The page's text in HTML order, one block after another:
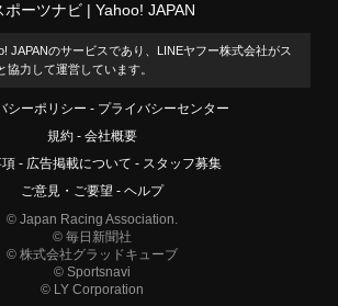
ポーツナビ Yahoo! JAPAN
JAPANのサービスであり、LINEヤフー株式会社がス
協力して運営しています。
シーポリシー
プライバシーセンター
規約
会社概要
広告掲載について
スタッフ募集
ご意見・ご要望
ヘルプ
© Japan Racing Association.
© 毎日新聞社
© 株式会社グラッドキューブ
© Sportsnavi
© LY Corporation